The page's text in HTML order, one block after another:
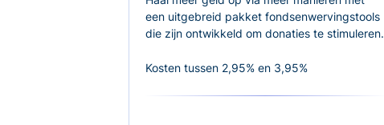
een uitgebreid pakket fondsenwervingstools
die zijn ontwikkeld om donaties te stimuleren.
Kosten tussen 2,95% en 3,95%